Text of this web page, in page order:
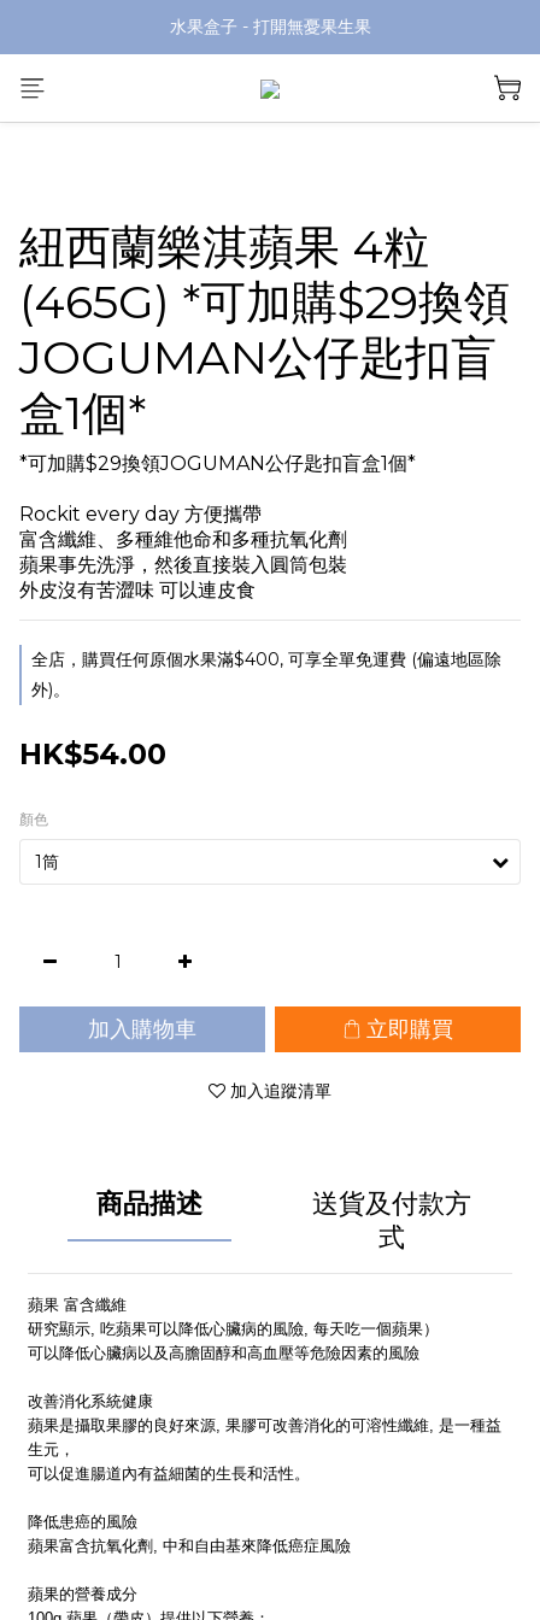
水果盒子 - 打開無憂果生果
紐西蘭樂淇蘋果 4粒
(465G) *可加購$29換領
JOGUMAN公仔匙扣盲
盒1個*
*可加購$29換領JOGUMAN公仔匙扣盲盒1個*
Rockit every day 方便攜帶
富含纖維、多種維他命和多種抗氧化劑
蘋果事先洗淨，然後直接裝入圓筒包裝
外皮沒有苦澀味 可以連皮食
全店，購買任何原個水果滿$400, 可享全單免運費 (偏遠地區除
外)。
HK$54.00
顏色
加入購物車 立即購買
加入追蹤清單
商品描述
送貨及付款方
式
蘋果 富含纖維
研究顯示, 吃蘋果可以降低心臟病的風險, 每天吃一個蘋果）
可以降低心臟病以及高膽固醇和高血壓等危險因素的風險
改善消化系統健康
蘋果是攝取果膠的良好來源, 果膠可改善消化的可溶性纖維, 是一種益
生元，
可以促進腸道內有益細菌的生長和活性。
降低患癌的風險
蘋果富含抗氧化劑, 中和自由基來降低癌症風險
蘋果的營養成分